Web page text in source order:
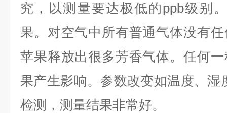
究，以测量要达极低的ppb级别
果。对空气中所有普通气体没有
苹果释放出很多芳香气体。任何
果产生影响。参数改变如温度、湿
检测，测量结果非常好。